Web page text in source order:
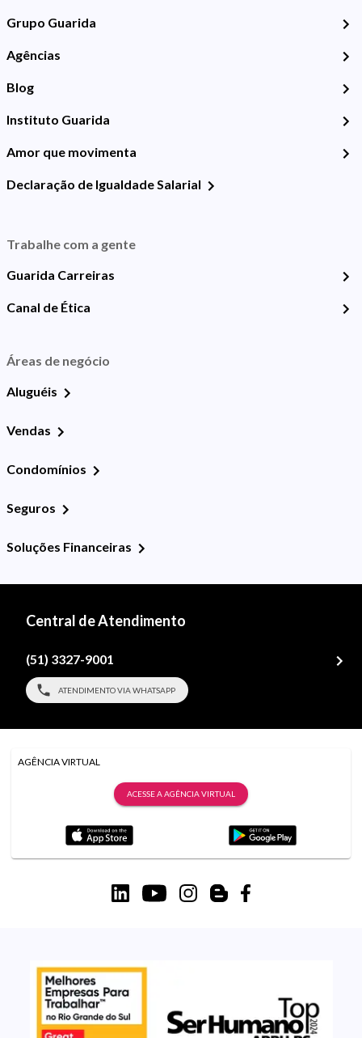
Grupo Guarida
Agências
Blog
Instituto Guarida
Amor que movimenta
Declaração de Igualdade Salarial
Trabalhe com a gente
Guarida Carreiras
Canal de Ética
Áreas de negócio
Aluguéis
Vendas
Condomínios
Seguros
Soluções Financeiras
Central de Atendimento
(51) 3327-9001
ATENDIMENTO VIA WHATSAPP
AGÊNCIA VIRTUAL
ACESSE A AGÊNCIA VIRTUAL